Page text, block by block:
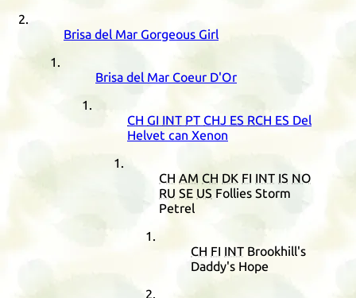
Brisa del Mar Gorgeous Girl
Brisa del Mar Coeur D'Or
CH GI INT PT CHJ ES RCH ES Del
Helvet can Xenon
CH AM CH DK FI INT IS NO
RU SE US Follies Storm
Petrel
CH FI INT Brookhill's
Daddy's Hope